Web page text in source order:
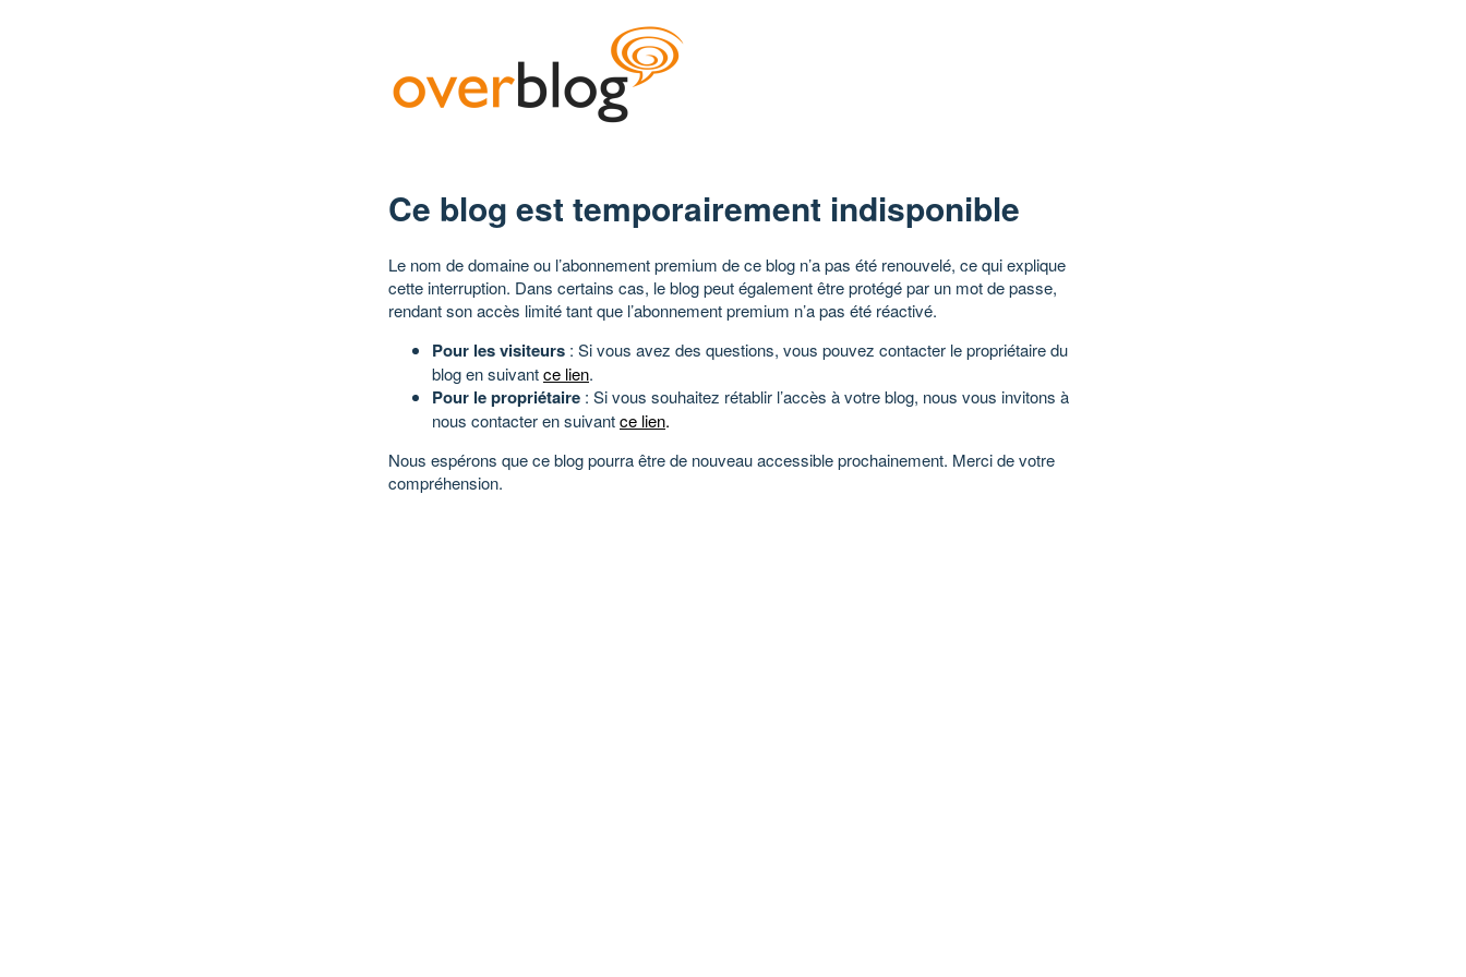
Ce blog est temporairement indisponible
Le nom de domaine ou l’abonnement premium de ce blog n’a pas été renouvelé, ce qui explique
cette interruption. Dans certains cas, le blog peut également être protégé par un mot de passe,
rendant son accès limité tant que l’abonnement premium n’a pas été réactivé.
Pour les visiteurs : Si vous avez des questions, vous pouvez contacter le propriétaire du
blog en suivantce lien.
Pour le propriétaire : Si vous souhaitez rétablir l’accès à votre blog, nous vous invitons à
nous contacter en suivantce lien.
Nous espérons que ce blog pourra être de nouveau accessible prochainement. Merci de votre
compréhension.